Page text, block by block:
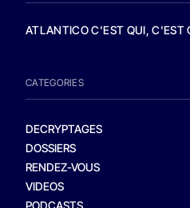
ATLANTICO C'EST QUI, C'EST
CATEGORIES
DECRYPTAGES
DOSSIERS
RENDEZ-VOUS
VIDEOS
PODCASTS